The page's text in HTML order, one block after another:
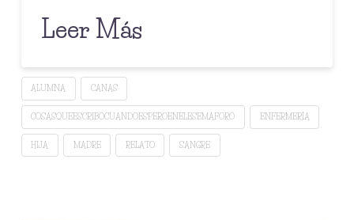
Leer Más
ALUMNA CANAS
COSASQUEESCRIBOCUANDOESPEROENELESEMÁFORO ENFERMERÍA
HIJA MADRE RELATO SANGRE